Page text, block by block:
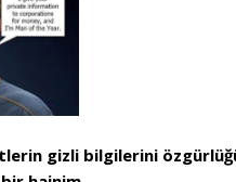
gizli bilgilerini